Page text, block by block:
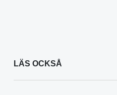
LÄS OCKSÅ